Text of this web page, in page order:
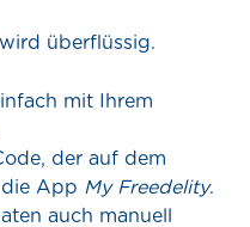
überflüssig.
mit Ihrem
der auf dem
App My Freedelity.
auch manuell